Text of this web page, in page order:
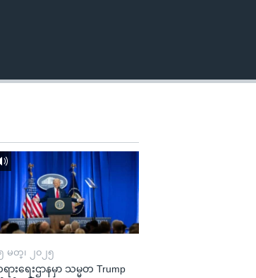
မတ္၊ ၂၀၂၅
ားရေးဌာနမှာ သမ္မတ Trump